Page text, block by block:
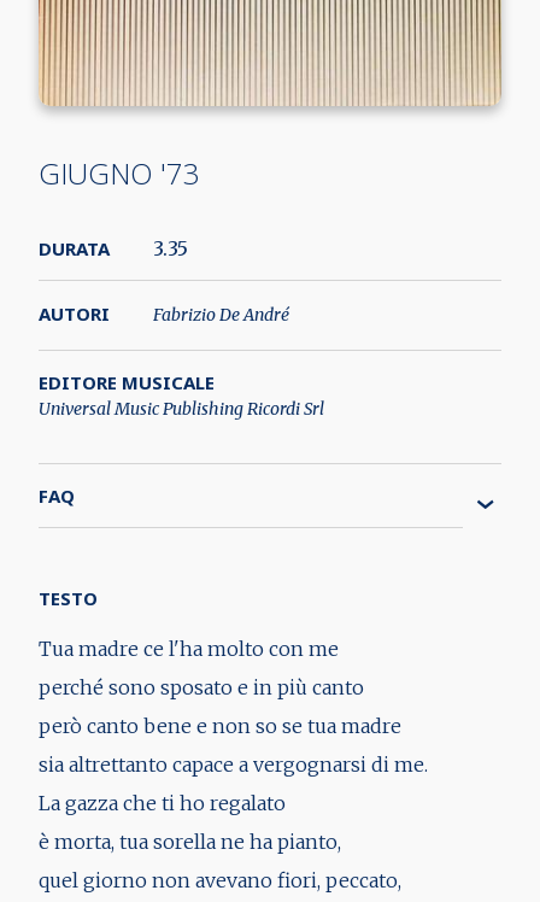
GIUGNO '73
DURATA 3.35
AUTORI Fabrizio De André
EDITORE MUSICALE
Universal Music Publishing Ricordi Srl
FAQ
TESTO
Tua madre ce l'ha molto con me
perché sono sposato e in più canto
però canto bene e non so se tua madre
sia altrettanto capace a vergognarsi di me.
La gazza che ti ho regalato
è morta, tua sorella ne ha pianto,
quel giorno non avevano fiori, peccato,